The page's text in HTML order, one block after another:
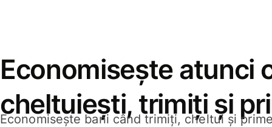
Economisește atunci
cheltuiești, trimiți și
Economisește bani când trimiți, cheltui și